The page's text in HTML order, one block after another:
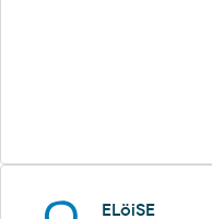
ELöiSE